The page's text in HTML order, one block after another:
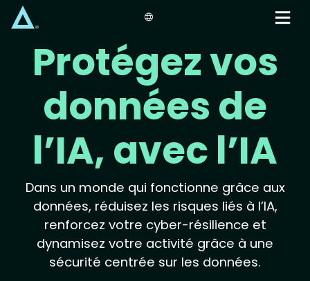
content
Protégez vos
données de
l’IA, avec l’IA
Dans un monde qui fonctionne grâce aux
données, réduisez les risques liés à l’IA,
renforcez votre cyber-résilience et
dynamisez votre activité grâce à une
sécurité centrée sur les données.